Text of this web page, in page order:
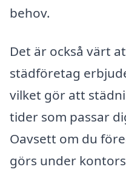
behov.
Det är också värt
städföretag
vilket gör att
tider som passar
Oavsett om du
görs under